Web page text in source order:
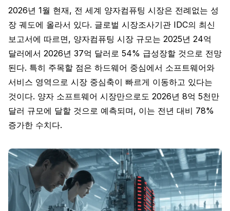
2026년 1월 현재, 전 세계 양자컴퓨팅 시장은 전례없는 성
장 궤도에 올라서 있다. 글로벌 시장조사기관 IDC의 최신
보고서에 따르면, 양자컴퓨팅 시장 규모는 2025년 24억
달러에서 2026년 37억 달러로 54% 급성장할 것으로 전망
된다. 특히 주목할 점은 하드웨어 중심에서 소프트웨어와
서비스 영역으로 시장 중심축이 빠르게 이동하고 있다는
것이다. 양자 소프트웨어 시장만으로도 2026년 8억 5천만
달러 규모에 달할 것으로 예측되며, 이는 전년 대비 78%
증가한 수치다.